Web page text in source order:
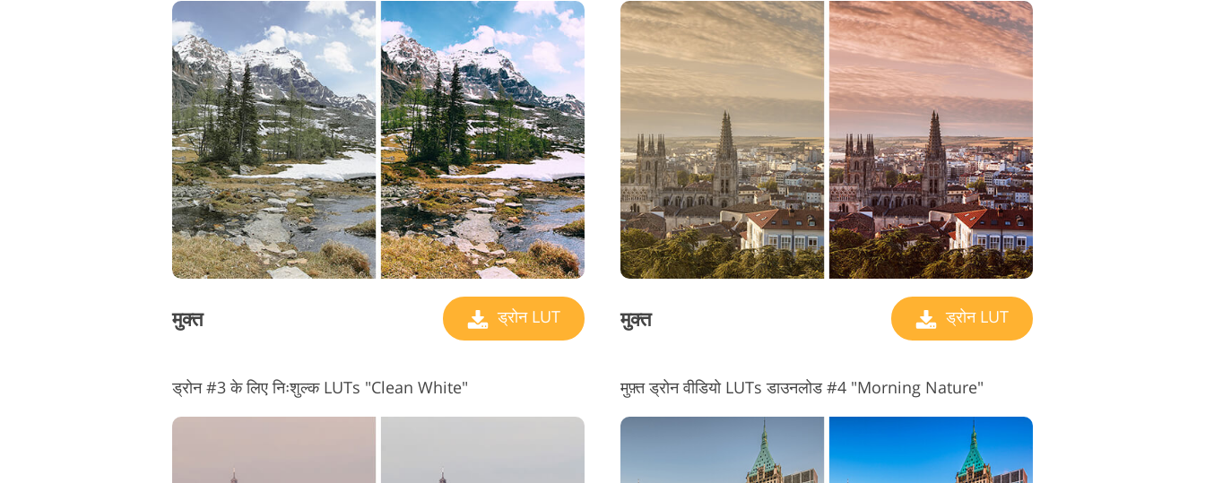
उत्पाद सुधार सेवाएं ज्वैलरी रीटचिंग सर्विसेज एआई प्रशिक्षण डेटा वीडियो संपादन सेवाएं
मुक्त ड्रोन LUT मुक्त ड्रोन LUT
ड्रोन #3 के लिए निःशुल्क LUTs "Clean White" मुफ़्त ड्रोन वीडियो LUTs डाउनलोड #4 "Morning Nature"